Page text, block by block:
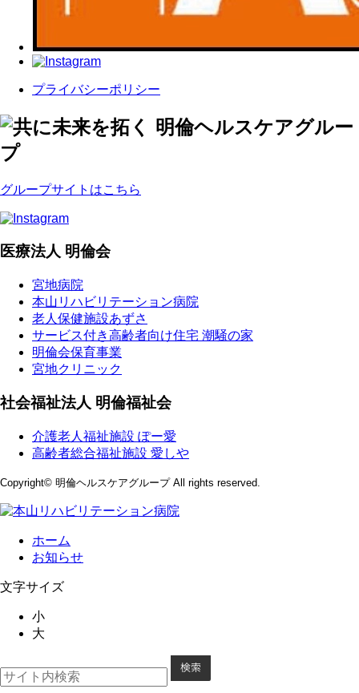
プライバシーポリシー
グループサイトはこちら
医療法人 明倫会
宮地病院
本山リハビリテーション病院
老人保健施設あずさ
サービス付き高齢者向け住宅 潮騒の家
明倫会保育事業
宮地クリニック
社会福祉法人 明倫福祉会
介護老人福祉施設 ぽー愛
高齢者総合福祉施設 愛しや
Copyright© 明倫ヘルスケアグループ All rights reserved.
ホーム
お知らせ
文字サイズ
小
大